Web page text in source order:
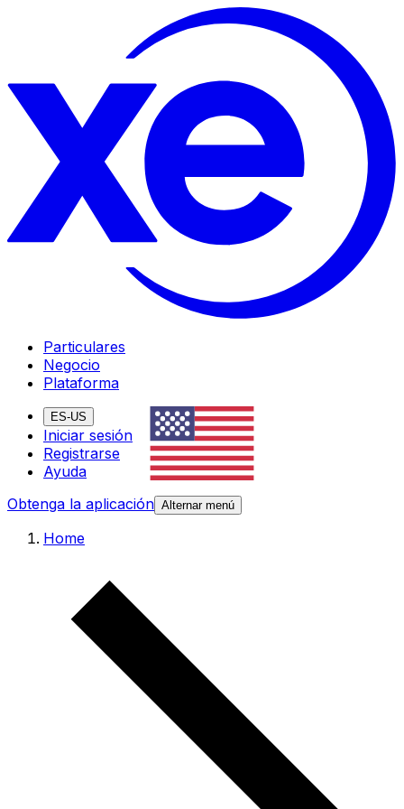
Particulares
Negocio
Plataforma
ES-US
Iniciar sesión
Registrarse
Ayuda
Obtenga la aplicación Alternar menú
Home